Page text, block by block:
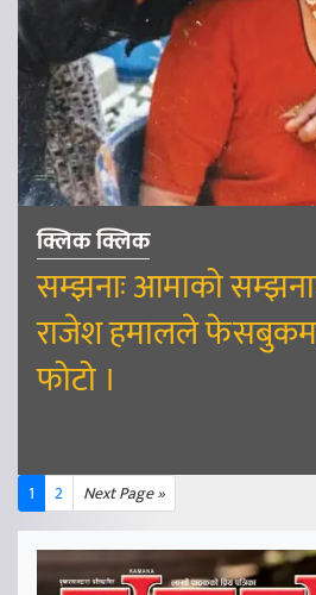
क्लिक क्लिक
सम्झनाः आमाको
राजेश हमालले
फोटो ।
1 2 Next Page »